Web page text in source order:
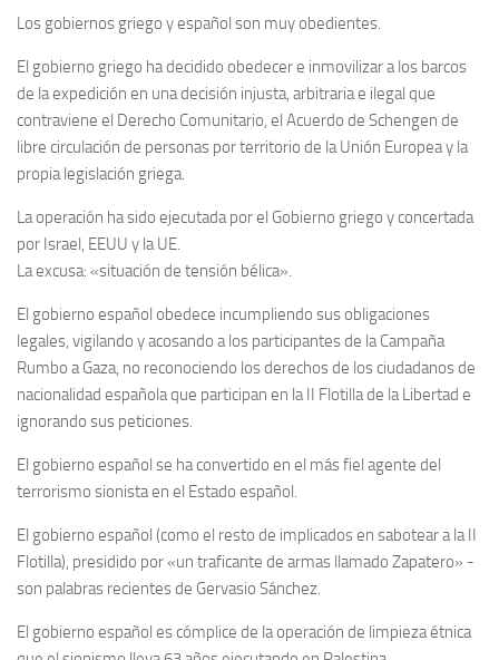
Los gobiernos griego y español son muy obedientes.
El gobierno griego ha decidido obedecer e inmovilizar a los barcos
de la expedición en una decisión injusta, arbitraria e ilegal que
contraviene el Derecho Comunitario, el Acuerdo de Schengen de
libre circulación de personas por territorio de la Unión Europea y la
propia legislación griega.
La operación ha sido ejecutada por el Gobierno griego y concertada
por Israel, EEUU y la UE.
La excusa: «situación de tensión bélica».
El gobierno español obedece incumpliendo sus obligaciones
legales, vigilando y acosando a los participantes de la Campaña
Rumbo a Gaza, no reconociendo los derechos de los ciudadanos de
nacionalidad española que participan en la II Flotilla de la Libertad e
ignorando sus peticiones.
El gobierno español se ha convertido en el más fiel agente del
terrorismo sionista en el Estado español.
El gobierno español (como el resto de implicados en sabotear a la II
Flotilla), presidido por «un traficante de armas llamado Zapatero» -
son palabras recientes de Gervasio Sánchez.
El gobierno español es cómplice de la operación de limpieza étnica